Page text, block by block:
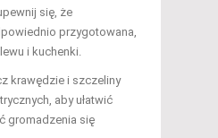
się, że
przygotowana,
i kuchenki.
krawędzie i szczeliny
aby ułatwić
gromadzenia się